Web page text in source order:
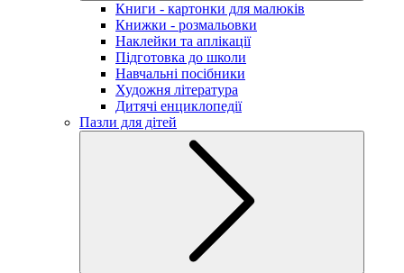
Книги - картонки для малюків
Книжки - розмальовки
Наклейки та аплікації
Підготовка до школи
Навчальні посібники
Художня література
Дитячі енциклопедії
Пазли для дітей